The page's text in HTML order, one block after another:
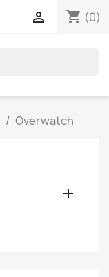
shopping_cart (0)

Overwatch
